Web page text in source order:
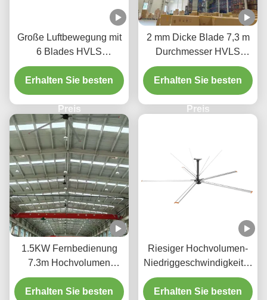
Große Luftbewegung mit
6 Blades HVLS
Deckenventilator mit
Kühlmotor
Erhalten Sie besten
Preis
2 mm Dicke Blade 7,3 m
Durchmesser HVLS
Deckenventilatoren für
Vertriebszentren
Erhalten Sie besten
Preis
1.5KW Fernbedienung
7.3m Hochvolumen
Deckenventilatoren 5
Blade HVLS Ventilator für
Erhalten Sie besten
Riesiger Hochvolumen-
Niedriggeschwindigkeitsv
entilator 7.3M
Durchmesser Industrieller
Erhalten Sie besten